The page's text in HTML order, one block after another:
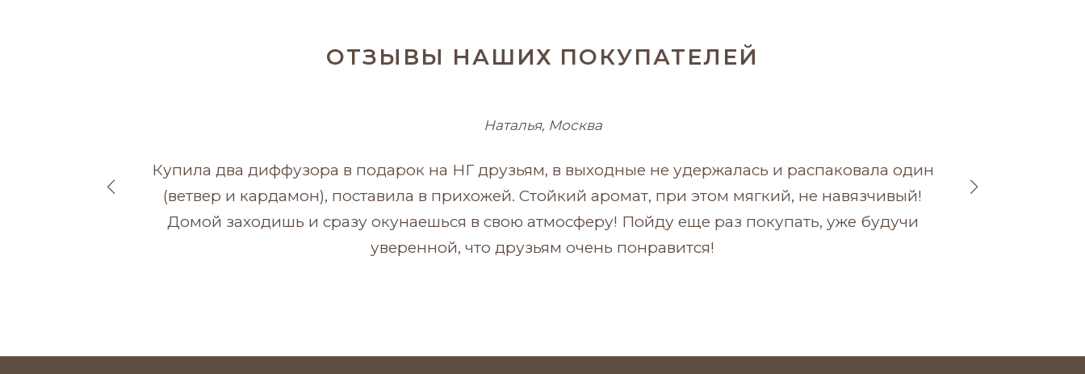
ОТЗЫВЫ НАШИХ ПОКУПАТЕЛЕЙ
Наталья, Москва
Купила два диффузора в подарок на НГ друзьям, в выходные не удержалась и распаковала один
(ветвер и кардамон), поставила в прихожей. Стойкий аромат, при этом мягкий, не навязчивый!
Домой заходишь и сразу окунаешься в свою атмосферу! Пойду еще раз покупать, уже будучи
уверенной, что друзьям очень понравится!